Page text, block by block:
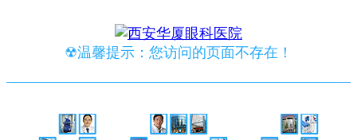
☢温馨提示：您访问的页面不存在！